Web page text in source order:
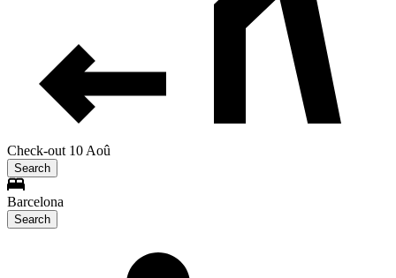
Check-out 10 Aoû
Search
Barcelona
Search